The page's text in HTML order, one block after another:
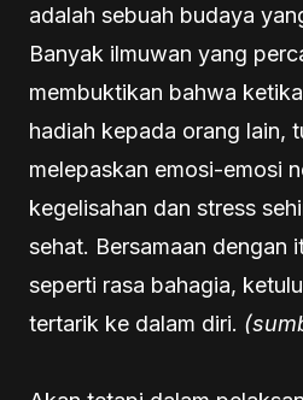
adalah sebuah budaya
Banyak ilmuwan yang
membuktikan bahwa
hadiah kepada orang lain,
melepaskan emosi-emosi
kegelisahan dan stress
sehat. Bersamaan dengan
seperti rasa bahagia,
tertarik ke dalam diri.